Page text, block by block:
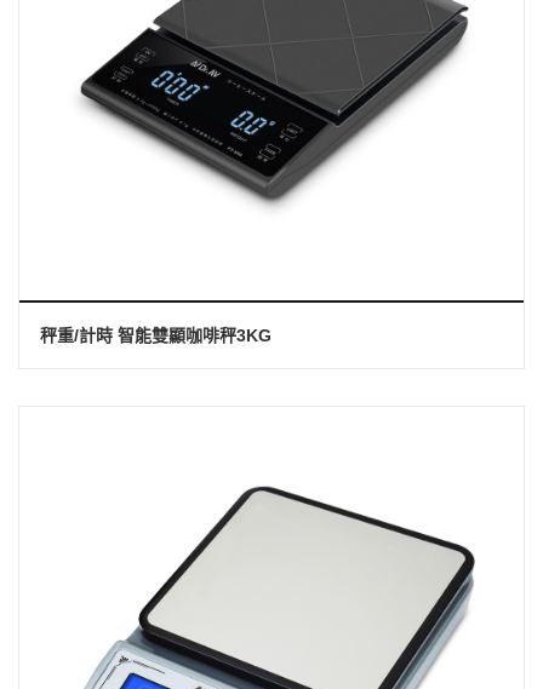
秤重/計時 智能雙顯咖啡秤3KG